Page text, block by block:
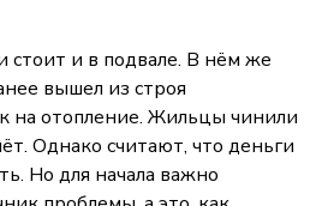
стоит и в подвале. В нём же
вышел из строя
на отопление. Жильцы чинили
Однако считают, что деньги
Но для начала важно